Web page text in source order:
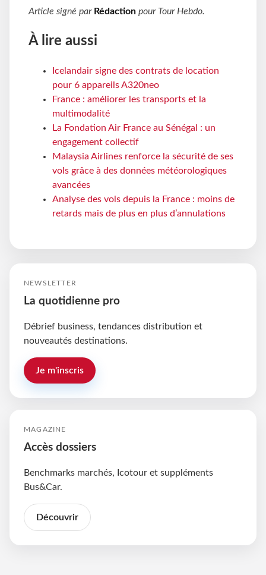
Article signé par Rédaction pour Tour Hebdo.
À lire aussi
Icelandair signe des contrats de location
pour 6 appareils A320neo
France : améliorer les transports et la
multimodalité
La Fondation Air France au Sénégal : un
engagement collectif
Malaysia Airlines renforce la sécurité de ses
vols grâce à des données météorologiques
avancées
Analyse des vols depuis la France : moins de
retards mais de plus en plus d’annulations
NEWSLETTER
La quotidienne pro
Débrief business, tendances distribution et
nouveautés destinations.
Je m'inscris
MAGAZINE
Accès dossiers
Benchmarks marchés, Icotour et suppléments
Bus&Car.
Découvrir